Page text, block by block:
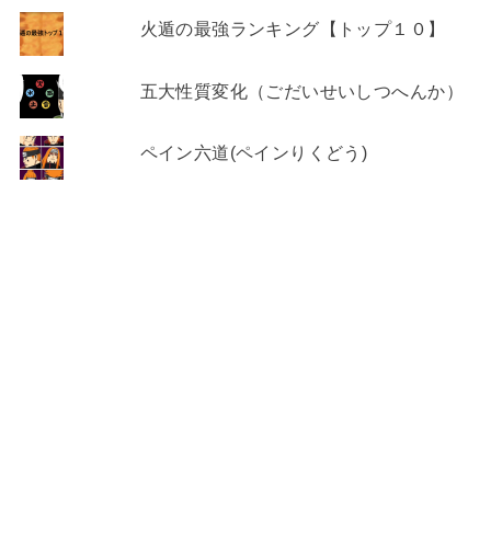
火遁の最強ランキング【トップ１０】
五大性質変化（ごだいせいしつへんか）
ペイン六道(ペインりくどう)